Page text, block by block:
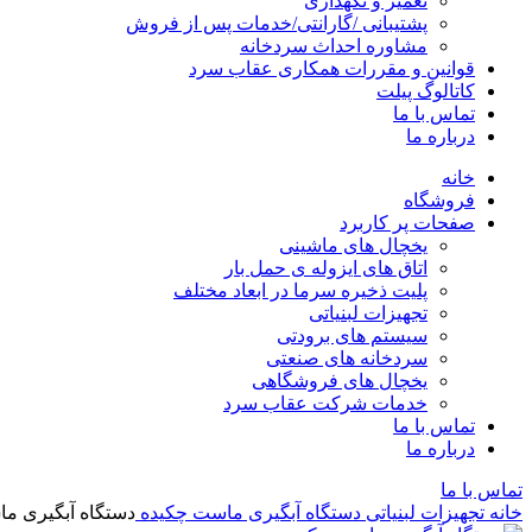
پشتیبانی /گارانتی/خدمات پس از فروش
مشاوره احداث سردخانه
قوانین و مقررات همکاری عقاب سرد
کاتالوگ پیلت
تماس با ما
درباره ما
خانه
فروشگاه
صفحات پر کاربرد
یخچال های ماشینی
اتاق های ایزوله ی حمل بار
پلیت ذخیره سرما در ابعاد مختلف
تجهیزات لبنیاتی
سیستم های برودتی
سردخانه های صنعتی
یخچال های فروشگاهی
خدمات شرکت عقاب سرد
تماس با ما
درباره ما
تماس با ما
خانه تجهیزات لبنیاتی دستگاه آبگیری ماست چکیده دستگاه آبگیری